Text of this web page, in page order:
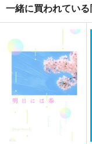
一緒に買われてい